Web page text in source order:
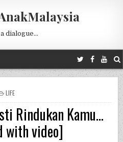
dialogue…
POSTED IN
LIFE
Rindukan Kamu…
with video]